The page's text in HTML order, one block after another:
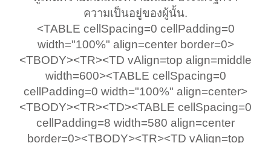
ความเป็นอยู่ของผู้นั้น.
<TABLE cellSpacing=0 cellPadding=0
width="100%" align=center border=0>
<TBODY><TR><TD vAlign=top align=middle
width=600><TABLE cellSpacing=0
cellPadding=0 width="100%" align=center>
<TBODY><TR><TD><TABLE cellSpacing=0
cellPadding=8 width=580 align=center
border=0><TBODY><TR><TD vAlign=top